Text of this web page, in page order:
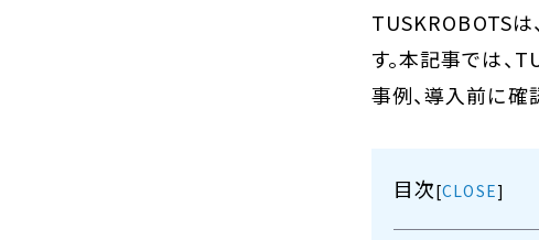
TUSKROBOTSは
す。本記事では、
事例、導入前に確
目次[ ]